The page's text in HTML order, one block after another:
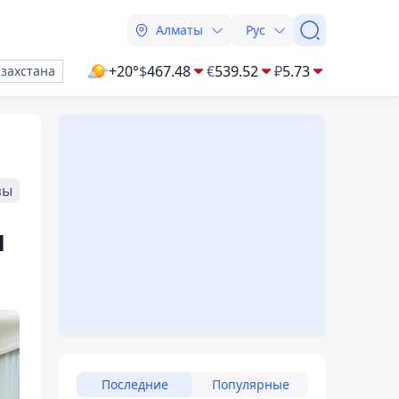
Алматы Рус
+20°$467.48 €539.52 ₽5.73
Последние Популярные